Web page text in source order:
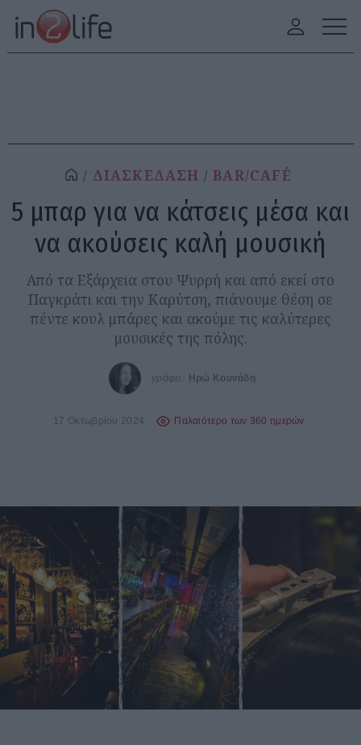
ΔΙΑΣΚΕΔΑΣΗ BAR/CAFÉ
5 μπαρ για να κάτσεις μέσα και
να ακούσεις καλή μουσική
Από τα Εξάρχεια στου Ψυρρή και από εκεί στο
Παγκράτι και την Καρύτση, πιάνουμε θέση σε
πέντε κουλ μπάρες και ακούμε τις καλύτερες
μουσικές της πόλης.
γράφει: Ηρώ Κουνάδη
17 Οκτωβρίου 2024 Παλαιότερο των 360 ημερών